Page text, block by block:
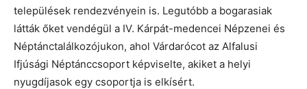
települések rendezvényein is. Legutóbb a bogarasiak
látták őket vendégül a IV. Kárpát-medencei Népzenei és
Néptánctalálkozójukon, ahol Várdarócot az Alfalusi
Ifjúsági Néptánccsoport képviselte, akiket a helyi
nyugdíjasok egy csoportja is elkísért.